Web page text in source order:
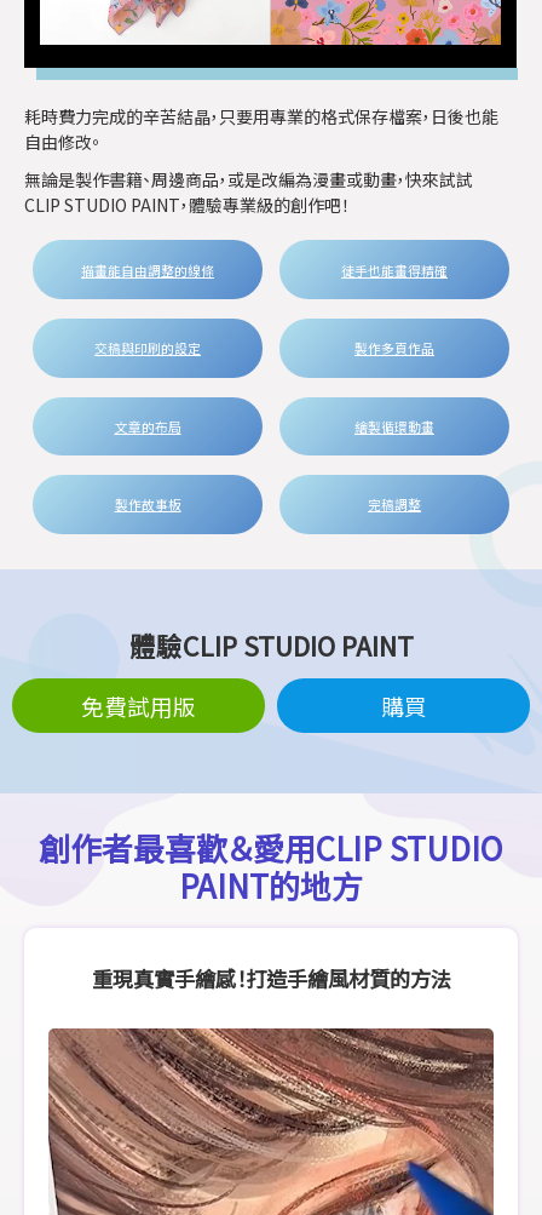
耗時費力完成的辛苦結晶，只要用專業的格式保存檔案，日後也能
自由修改。
無論是製作書籍、周邊商品，或是改編為漫畫或動畫，快來試試
CLIP STUDIO PAINT，體驗專業級的創作吧！
描畫能自由調整的線條 徒手也能畫得精確
交稿與印刷的設定 製作多頁作品
文章的布局 繪製循環動畫
製作故事板 完稿調整
體驗CLIP STUDIO PAINT
免費試用版 購買
創作者最喜歡＆愛用CLIP STUDIO
PAINT的地方
重現真實手繪感！打造手繪風材質的方法